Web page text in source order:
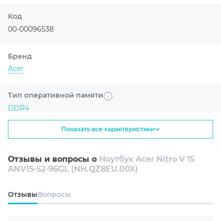
искусственного интеллекта.
плавный геймплей и высокую детализацию.
Код
00-00096538
Бренд
Acer
Тип оперативной памяти
DDR4
Разрешение экрана
Показать все характеристики
Отзывы и вопросы о Ноутбук Acer Nitro V 15
ANV15-52-96GL (NH.QZ8EU.00X)
OтзывыВопросы